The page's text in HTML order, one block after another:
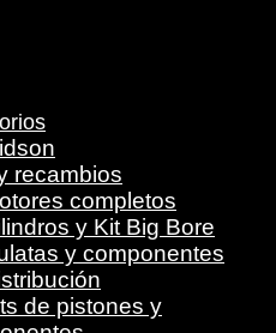
recambios
completos
y Kit Big Bore
y componentes
de pistones y